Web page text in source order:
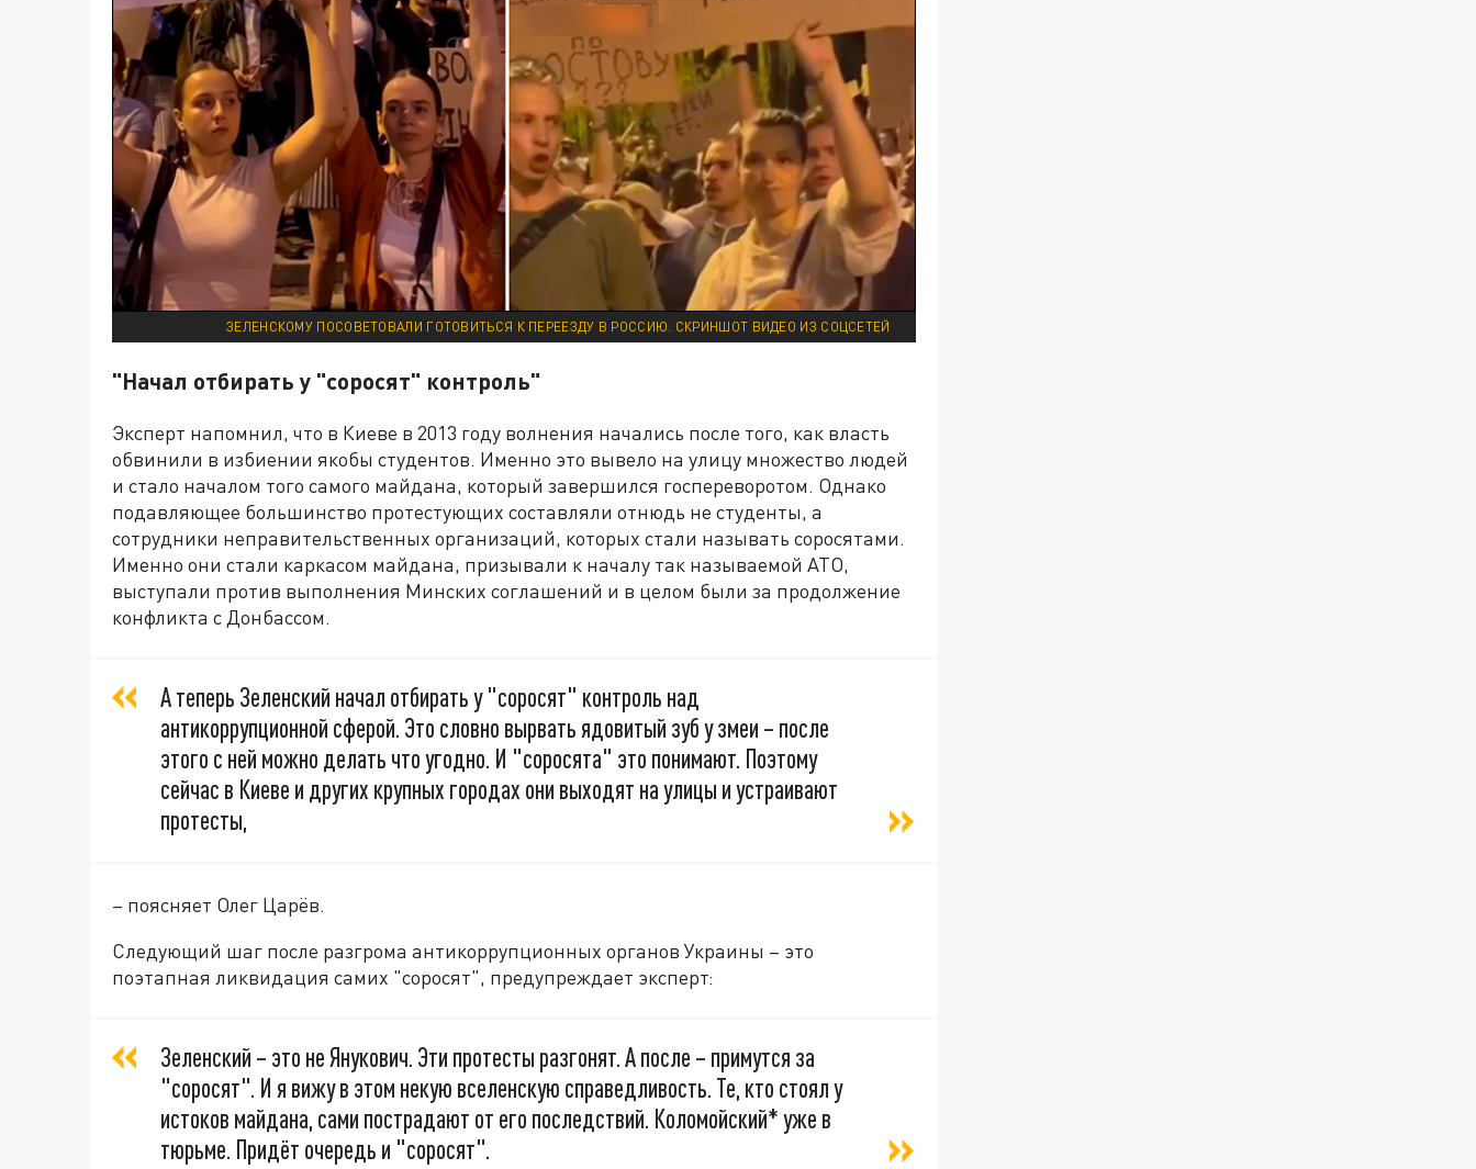
ЗЕЛЕНСКОМУ ПОСОВЕТОВАЛИ ГОТОВИТЬСЯ К ПЕРЕЕЗДУ В РОССИЮ. СКРИНШОТ ВИДЕО ИЗ СОЦСЕТЕЙ
"Начал отбирать у "соросят" контроль"
Эксперт напомнил, что в Киеве в 2013 году волнения начались после того, как власть
обвинили в избиении якобы студентов. Именно это вывело на улицу множество людей
и стало началом того самого майдана, который завершился госпереворотом. Однако
подавляющее большинство протестующих составляли отнюдь не студенты, а
сотрудники неправительственных организаций, которых стали называть соросятами.
Именно они стали каркасом майдана, призывали к началу так называемой АТО,
выступали против выполнения Минских соглашений и в целом были за продолжение
конфликта с Донбассом.
А теперь Зеленский начал отбирать у "соросят" контроль над
антикоррупционной сферой. Это словно вырвать ядовитый зуб у змеи – после
этого с ней можно делать что угодно. И "соросята" это понимают. Поэтому
сейчас в Киеве и других крупных городах они выходят на улицы и устраивают
протесты,
– поясняет Олег Царёв.
Следующий шаг после разгрома антикоррупционных органов Украины – это
поэтапная ликвидация самих "соросят", предупреждает эксперт:
Зеленский – это не Янукович. Эти протесты разгонят. А после – примутся за
"соросят". И я вижу в этом некую вселенскую справедливость. Те, кто стоял у
истоков майдана, сами пострадают от его последствий. Коломойский* уже в
тюрьме. Придёт очередь и "соросят".